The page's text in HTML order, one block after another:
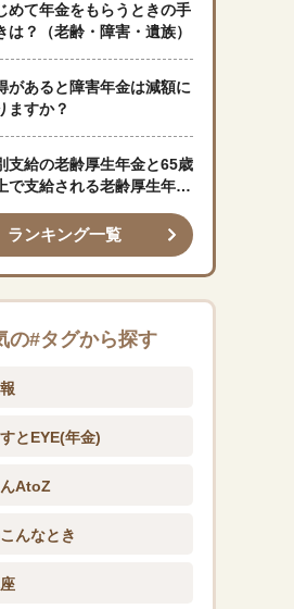
めて年金をもらうときの手
は？（老齢・障害・遺族）
があると障害年金は減額に
ますか？
支給の老齢厚生年金と65歳
で支給される老齢厚生年金
ランキング一覧
の#タグから探す
とEYE(年金)
AtoZ
んなとき